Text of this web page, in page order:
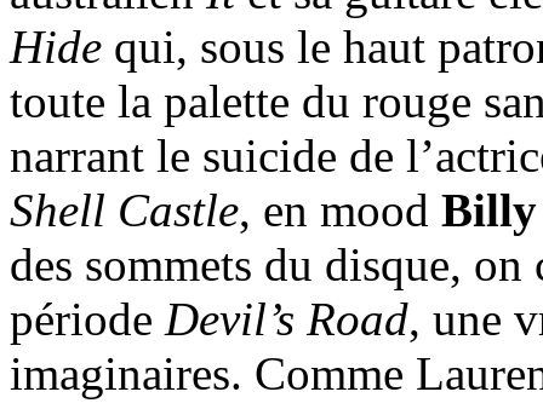
Hide qui, sous le haut
toute la palette du rouge
narrant le suicide de
Shell Castle, en mood Billy
des sommets du disque,
période Devil’s Road, une
imaginaires. Comme